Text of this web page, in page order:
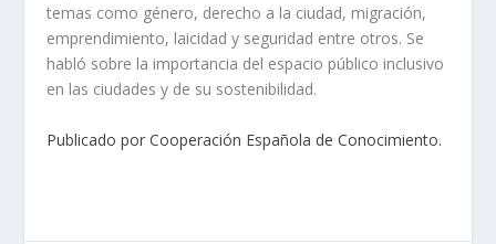
temas como género, derecho a la ciudad, migración,
emprendimiento, laicidad y seguridad entre otros. Se
habló sobre la importancia del espacio público inclusivo
en las ciudades y de su sostenibilidad.
Publicado por Cooperación Española de Conocimiento.